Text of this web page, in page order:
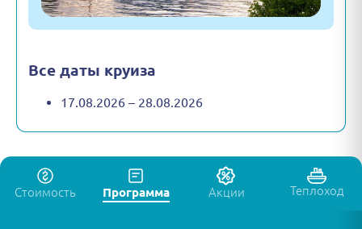
Все даты круиза
17.08.2026 – 28.08.2026
Стоимость Программа Акции Теплоход